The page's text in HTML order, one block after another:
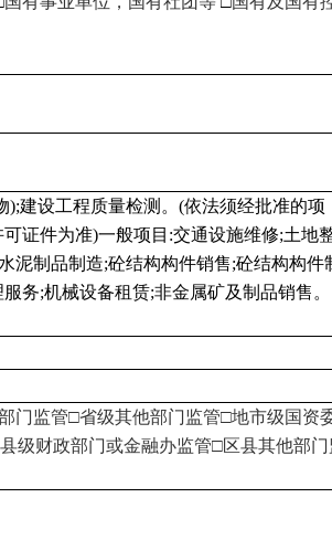
建设工程质量检测。(依法须经批准的项
证件为准)一般项目:交通设施维修;土地
泥制品制造;砼结构构件销售;砼结构构件
务;机械设备租赁;非金属矿及制品销售。
门监管□省级其他部门监管□地市级国资
级财政部门或金融办监管□区县其他部门